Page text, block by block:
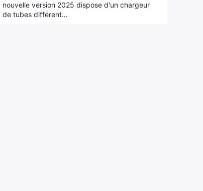
nouvelle version 2025 dispose d'un chargeur
de tubes différent…